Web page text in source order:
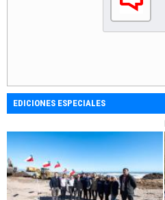
EDICIONES ESPECIALES